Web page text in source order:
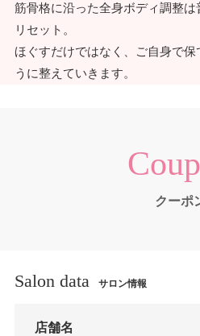
筋骨格に沿った全身ボディ調整
リセット。
ほぐすだけではなく、ご自身で保
うに整えていきます。
クーポ
Salon data サロン情報
店舗名